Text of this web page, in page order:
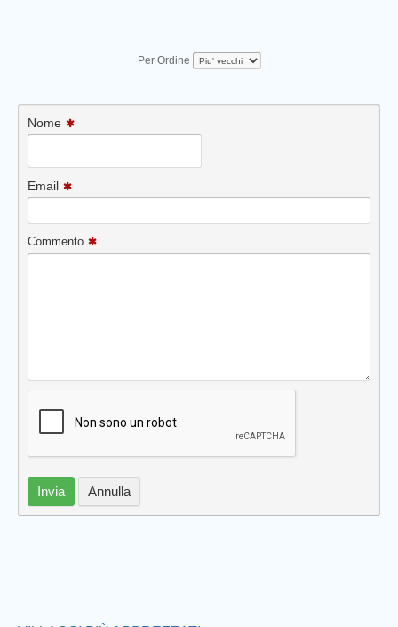
Per Ordine
Nome
Email
Commento
Invia Annulla